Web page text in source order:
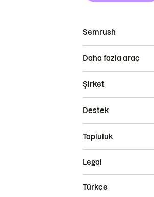
Semrush
Daha fazla araç
Şirket
Destek
Topluluk
Legal
Türkçe